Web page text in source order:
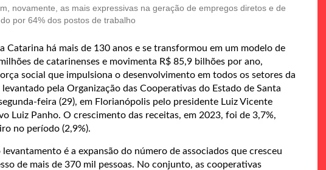
novamente, as mais expressivas na geração de empregos diretos e de
por 64% dos postos de trabalho
Catarina há mais de 130 anos e se transformou em um modelo de
de catarinenses e movimenta R$ 85,9 bilhões por ano,
social que impulsiona o desenvolvimento em todos os setores da
pela Organização das Cooperativas do Estado de Santa
feira (29), em Florianópolis pelo presidente Luiz Vicente
Luiz Panho. O crescimento das receitas, em 2023, foi de 3,7%,
no período (2,9%).
é a expansão do número de associados que cresceu
de mais de 370 mil pessoas. No conjunto, as cooperativas